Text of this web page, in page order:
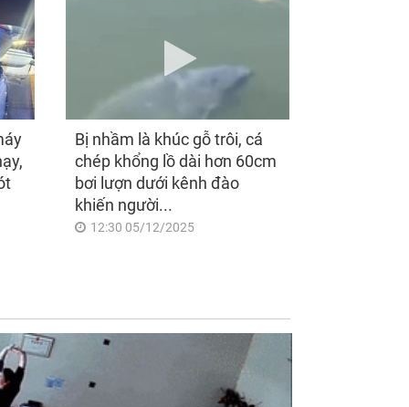
Bị nhầm là khúc gỗ trôi, cá
chép khổng lồ dài hơn 60cm
bơi lượn dưới kênh đào
khiến người...
12:30 05/12/2025